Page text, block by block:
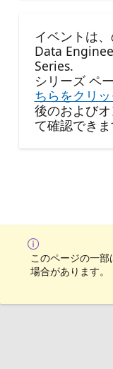
イベントは
Data
Series.
シリーズ ペ
ちらをクリ
後のおよび
て確認できま
このページの一
場合があります。